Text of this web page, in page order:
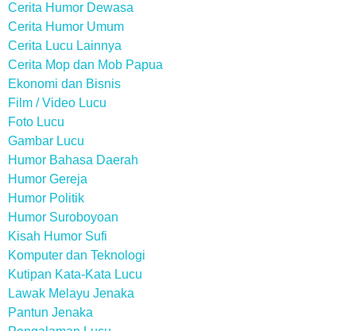
Cerita Humor Dewasa
Cerita Humor Umum
Cerita Lucu Lainnya
Cerita Mop dan Mob Papua
Ekonomi dan Bisnis
Film / Video Lucu
Foto Lucu
Gambar Lucu
Humor Bahasa Daerah
Humor Gereja
Humor Politik
Humor Suroboyoan
Kisah Humor Sufi
Komputer dan Teknologi
Kutipan Kata-Kata Lucu
Lawak Melayu Jenaka
Pantun Jenaka